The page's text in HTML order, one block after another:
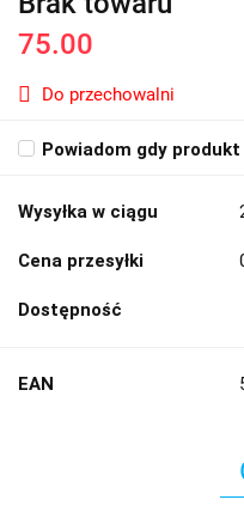
75.00
Do przechowalni
Powiadom gdy
Wysyłka w ciągu
Cena przesyłki
Dostępność
EAN